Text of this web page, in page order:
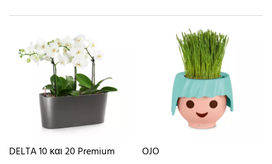
DELTA 10 και 20 Premium OJO